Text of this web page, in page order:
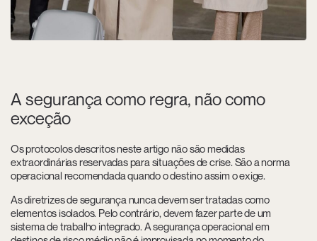
A segurança como regra, não como
exceção
Os protocolos descritos neste artigo não são medidas
extraordinárias reservadas para situações de crise. São a norma
operacional recomendada quando o destino assim o exige.
As diretrizes de segurança nunca devem ser tratadas como
elementos isolados. Pelo contrário, devem fazer parte de um
sistema de trabalho integrado. A segurança operacional em